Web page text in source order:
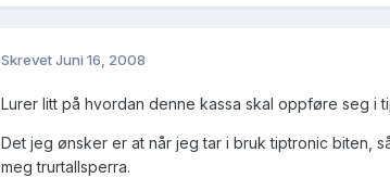
SkrevetJuni 16, 2008
Lurer litt på hvordan denne kassa skal oppføre seg i
Det jeg ønsker er at når jeg tar i bruk tiptronic biten,
meg trurtallsperra.